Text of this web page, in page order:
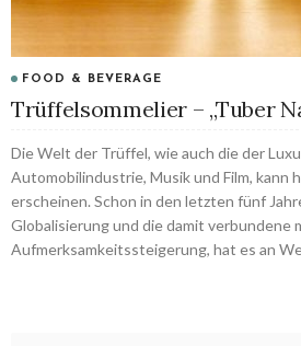
FOOD & BEVERAGE
Trüffelsommelier – „Tuber
Die Welt der Trüffel, wie auch die der
Automobilindustrie, Musik und Film, kann
erscheinen. Schon in den letzten fünf
Globalisierung und die damit verbundene
Aufmerksamkeitssteigerung, hat es an